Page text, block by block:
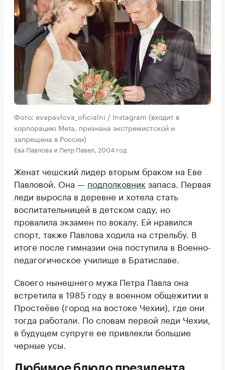
Фото: evapavlova_oficialni / Instagram (входит в
корпорацию Meta, признана экстремистской и
запрещена в России)
Ева Павлова и Петр Павел, 2004 год
Женат чешский лидер вторым браком на Еве
Павловой. Она — подполковник запаса. Первая
леди выросла в деревне и хотела стать
воспитательницей в детском саду, но
провалила экзамен по вокалу. Ей нравился
спорт, также Павлова ходила на стрельбу. В
итоге после гимназии она поступила в Военно-
педагогическое училище в Братиславе.
Своего нынешнего мужа Петра Павла она
встретила в 1985 году в военном общежитии в
Простеёве (город на востоке Чехии), где они
тогда работали. По словам первой леди Чехии,
в будущем супруге ее привлекли большие
черные усы.